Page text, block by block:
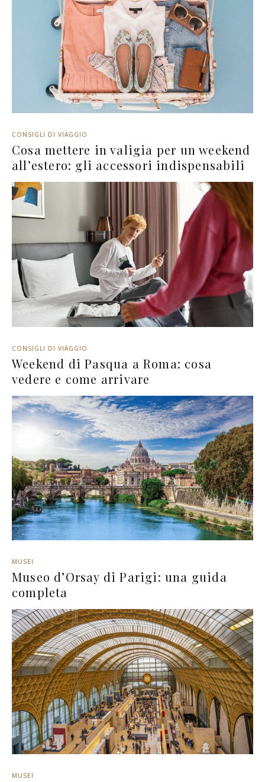
CONSIGLI DI VIAGGIO
Cosa mettere in valigia per un weekend
all’estero: gli accessori indispensabili
CONSIGLI DI VIAGGIO
Weekend di Pasqua a Roma: cosa
vedere e come arrivare
MUSEI
Museo d’Orsay di Parigi: una guida
completa
MUSEI